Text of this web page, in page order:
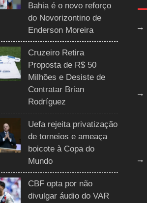
Bahia é o novo reforço
do Novorizontino de
Enderson Moreira
Cruzeiro Retira
Proposta de R$ 50
Milhões e Desiste de
Contratar Brian
Rodríguez
Uefa rejeita privatização
de torneios e ameaça
boicote à Copa do
Mundo
CBF opta por não
divulgar áudio do VAR